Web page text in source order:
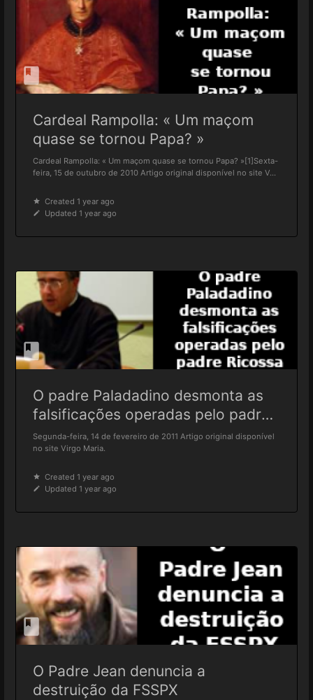
Cardeal Rampolla: « Um maçom
quase se tornou Papa? »
Cardeal Rampolla: « Um maçom quase se tornou Papa? »[1]Sexta-
feira, 15 de outubro de 2010 Artigo original disponível no site V...
Created 1 year ago
Updated 1 year ago
O padre Paladadino desmonta as
falsificações operadas pelo padre
Ricossa
Segunda-feira, 14 de fevereiro de 2011 Artigo original disponível
no site Virgo Maria.
Created 1 year ago
Updated 1 year ago
O Padre Jean denuncia a
destruição da FSSPX